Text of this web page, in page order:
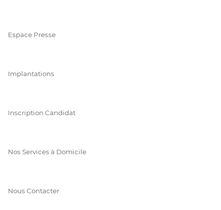
Espace Presse
Implantations
Inscription Candidat
Nos Services à Domicile
Nous Contacter